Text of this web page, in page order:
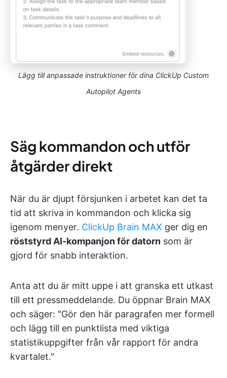
Lägg till anpassade instruktioner för dina ClickUp Custom
Autopilot Agents
Säg kommandon och utför
åtgärder direkt
När du är djupt försjunken i arbetet kan det ta
tid att skriva in kommandon och klicka sig
igenom menyer. ClickUp Brain MAX ger dig en
röststyrd AI-kompanjon för datorn som är
gjord för snabb interaktion.
Anta att du är mitt uppe i att granska ett utkast
till ett pressmeddelande. Du öppnar Brain MAX
och säger: "Gör den här paragrafen mer formell
och lägg till en punktlista med viktiga
statistikuppgifter från vår rapport för andra
kvartalet."